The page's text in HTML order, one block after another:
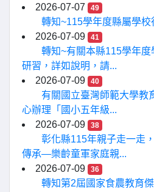
2026-07-07
49
轉知~115學年度縣屬學校
2026-07-09
41
轉知~有關本縣115學年
研習，詳如說明，請...
2026-07-09
40
有關國立臺灣師範大學教
心辦理「國小五年級...
2026-07-09
38
彰化縣115年親子走一走
傳承—樂齡童軍家庭親...
2026-07-09
36
轉知第2屆國家食農教育